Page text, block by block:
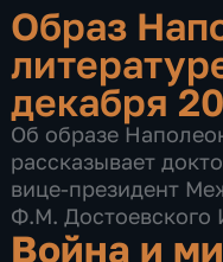
Образ
декабря
Об образе
рассказывает
вице-президент
Ф.М. Достоевского
Война и